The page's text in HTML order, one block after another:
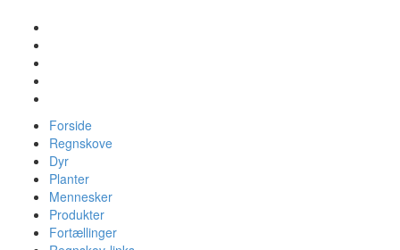
Forside
Regnskove
Dyr
Planter
Mennesker
Produkter
Fortællinger